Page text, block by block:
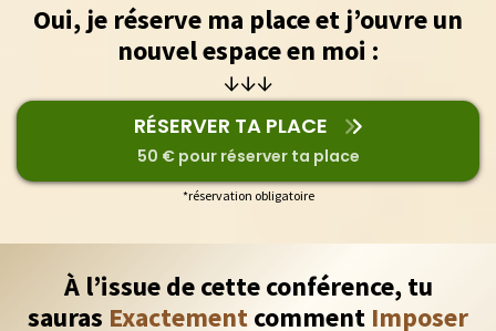
Oui, je réserve ma place et j’ouvre un
nouvel espace en moi :
↓↓↓
RÉSERVER TA PLACE
50 € pour réserver ta place
*réservation obligatoire
À l’issue de cette conférence, tu
sauras Exactementcomment Imposer